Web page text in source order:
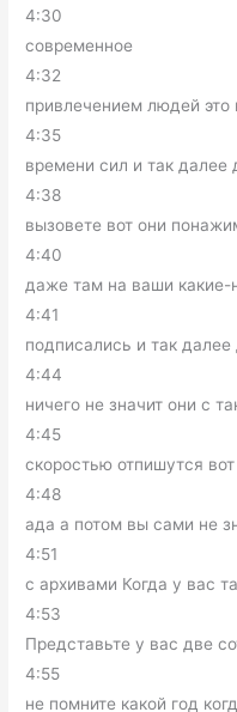
4:30
современное
4:32
привлечением людей это
4:35
времени сил и так
4:38
вызовете вот они
4:40
даже там на ваши какие-
4:41
подписались и так далее
4:44
ничего не значит они с
4:45
скоростью отпишутся
4:48
ада а потом вы сами не
4:51
с архивами Когда у вас
4:53
Представьте у вас две
4:55
не помните какой год